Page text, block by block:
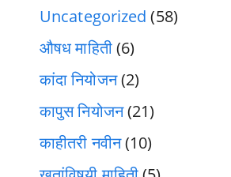
Uncategorized (58)
औषध माहिती(6)
कांदा नियोजन(2)
कापुस नियोजन(21)
काहीतरी नवीन(10)